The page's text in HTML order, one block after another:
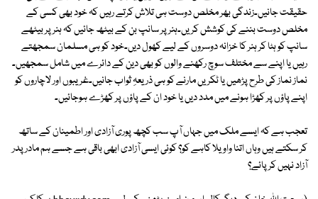
حقیقت جانیں۔زندگی بھر مخلص دوست ہی تلاش کرتے رہیں کہ خود بھی کسی کے
مخلص دوست بننے کی کوشش کریں۔ہنر پر سانپ بن کے بیٹھ جائیں کہ ہنر پر بیٹھے
سانپ کو ہٹا کر ہنر کا خزانہ دوسروں کے لیے کھول دیں۔خود کو ہی مسلمان سمجھتے
رہیں یا اپنے سے مختلف سوچ رکھنے والوں کو بھی دین کے دائرے میں شامل سمجھیں۔
نماز نماز کی طرح پڑھیں یا ٹکریں مارنے کو ہی ذریعہِ ثواب جانیں۔غریبوں اور لاچاروں کو
اپنے پاؤں پر کھڑا ہونے میں مدد دیں یا خود ان کے پاؤں پر کھڑے ہوجائیں۔
تعجب ہے کہ ایسے ملک میں جہاں آپ سب کچھ پوری آزادی اور اطمینان کے ساتھ
کر سکتے ہیں وہاں اتنا واویلا کاہے کو؟ کوئی ایسی آزادی ابھی باقی ہے جسے ہم مادر پدر
آزاد نہیں کر پائے؟